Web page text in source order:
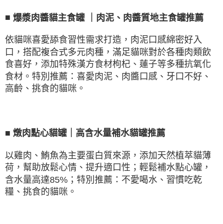
■ 爆漿肉醬貓主食罐 ｜肉泥、肉醬質地主食罐推薦
依貓咪喜愛舔食習性需求打造，肉泥口感綿密好入
口，搭配複合式多元肉種，滿足貓咪對於各種肉類飲
食喜好，添加特殊漢方食材枸杞、蓮子等多種抗氧化
食材。特別推薦：喜愛肉泥、肉醬口感、牙口不好、
高齡、挑食的貓咪。
■ 燉肉點心貓罐｜高含水量補水貓罐推薦
以雞肉、鮪魚為主要蛋白質來源，添加天然植萃貓薄
荷，幫助放鬆心情、提升適口性；輕鬆補水點心罐，
含水量高達85% ；特別推薦：不愛喝水、習慣吃乾
糧、挑食的貓咪。